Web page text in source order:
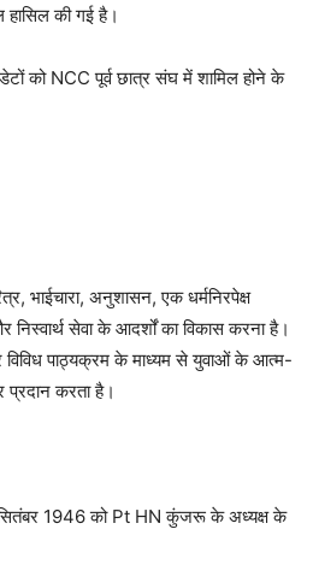
की गई है।
को NCC पूर्व छात्र संघ में शामिल होने के
भाईचारा, अनुशासन, एक धर्मनिरपेक्ष
निस्वार्थ सेवा के आदर्शों का विकास करना है।
विविध पाठ्यक्रम के माध्यम से युवाओं के आत्म-
प्रदान करता है।
1946 को Pt HN कुंजरू के अध्यक्ष के